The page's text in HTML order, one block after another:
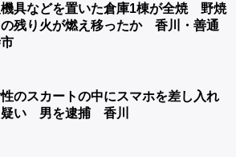
具などを置いた倉庫1棟が全焼 野焼
の残り火が燃え移ったか 香川・善通
のスカートの中にスマホを差し入れ
疑い 男を逮捕 香川